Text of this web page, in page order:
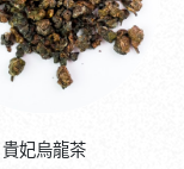
貴妃烏龍茶